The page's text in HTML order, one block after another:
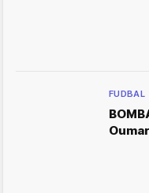
FUDBAL